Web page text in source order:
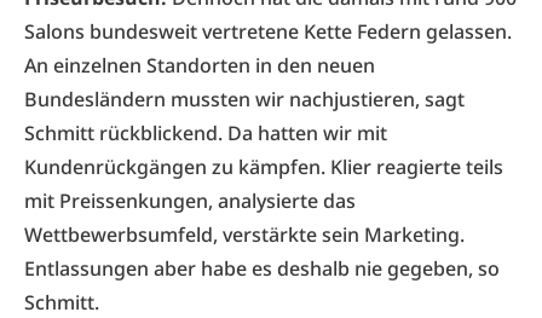
Salons bundesweit vertretene Kette Federn gelassen.
An einzelnen Standorten in den neuen
Bundesländern mussten wir nachjustieren, sagt
Schmitt rückblickend. Da hatten wir mit
Kundenrückgängen zu kämpfen. Klier reagierte teils
mit Preissenkungen, analysierte das
Wettbewerbsumfeld, verstärkte sein Marketing.
Entlassungen aber habe es deshalb nie gegeben, so
Schmitt.